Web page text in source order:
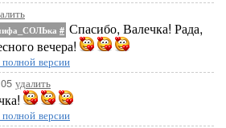
# Спасибо, Валечка! Рада,
вечера!
версии
удалить
версии